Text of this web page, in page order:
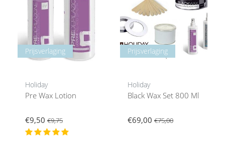
Prijsverlaging
Holiday
Pre Wax Lotion
€9,50 €9,75
Prijsverlaging
Holiday
Black Wax Set 800 Ml
€69,00 €75,00